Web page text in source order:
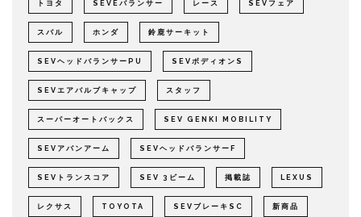
トヨタ SEVEバランサー レース SEVフェア
スバル ホンダ 鈴鹿サーキット
SEVヘッドバランサーPU SEVボディオンS
SEVエアバルブキャップ スタッフ
スーパーオートバックス SEV GENKI MOBILITY
SEVアバンアーム SEVヘッドバランサーF
SEVトランスコア SEV 3ビーム 掲載誌 LEXUS
レクサス TOYOTA SEVブレーキSC 新商品